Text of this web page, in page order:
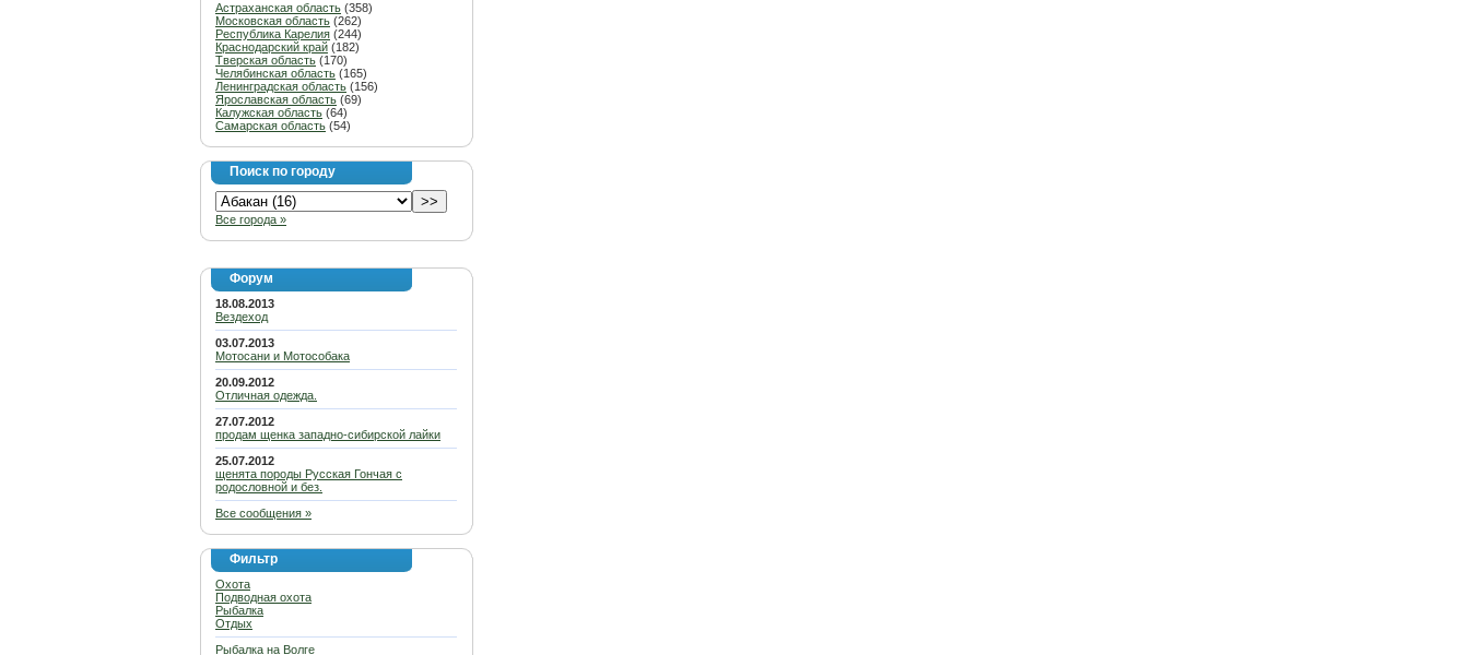
Астраханская область (358)
Московская область (262)
Республика Карелия (244)
Краснодарский край (182)
Тверская область (170)
Челябинская область (165)
Ленинградская область (156)
Ярославская область (69)
Калужская область (64)
Самарская область (54)
Поиск по городу
Все города »
Форум
18.08.2013
Вездеход
03.07.2013
Мотосани и Мотособака
20.09.2012
Отличная одежда.
27.07.2012
продам щенка западно-сибирской лайки
25.07.2012
щенята породы Русская Гончая с
родословной и без.
Все сообщения »
Фильтр
Охота
Подводная охота
Рыбалка
Отдых
Рыбалка на Волге